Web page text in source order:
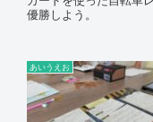
優勝しよう。
あいうえお